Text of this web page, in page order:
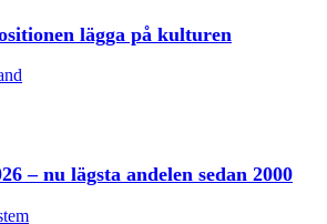
lägga på kulturen
– nu lägsta andelen sedan 2000